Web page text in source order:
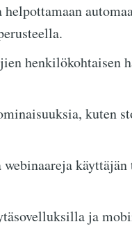
henkilökohtaisen
kuten
käyttäjän
ja